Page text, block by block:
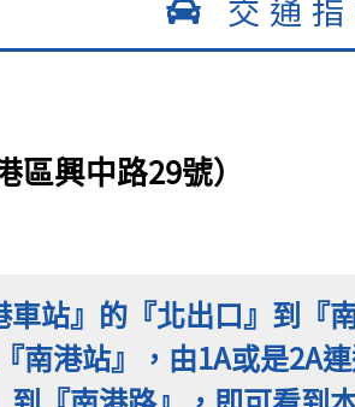
交通指
興中路29號）
站』的『北出口』到『
南港站』，由1A或是2A